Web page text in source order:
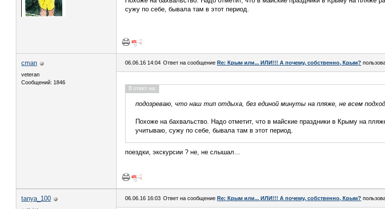
сужу по себе, бывала там в этот период.
cman
veteran
Сообщений: 1846
06.06.16 14:04 Ответ на сообщение Re: Крым или... ИЛИ!!! А почему, собственно, Крым?
В ответ на:
подозреваю, что наш тип отдыха, без единой минуты на пляже, не всем
Похоже на бахвальство. Надо отметит, что в майские праздники в Крыму на
учитываю, сужу по себе, бывала там в этот период.
поездки, экскурсии ? не, не слышал...
tanya_100 06.06.16 16:03 Ответ на сообщение Re: Крым или... ИЛИ!!! А почему, собственно, Крым?